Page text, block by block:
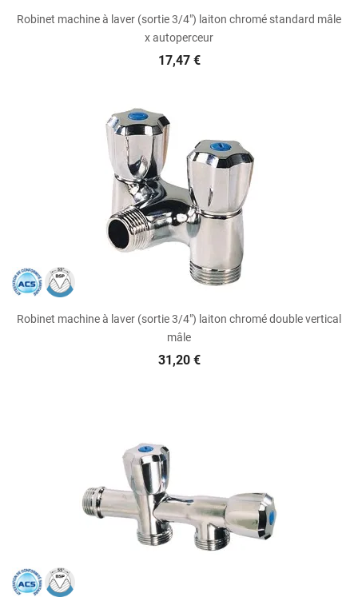
Robinet machine à laver (sortie 3/4") laiton chromé standard mâle
x autoperceur
17,47 €
Robinet machine à laver (sortie 3/4") laiton chromé double vertical
mâle
31,20 €